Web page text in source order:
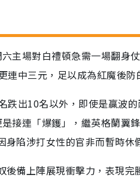
主場對白禮頓急需一場翻身
中三元，足以成為紅魔後防
出10名以外，即使是贏波
接連「爆鑊」，繼英格蘭翼
陷涉打女性的官非而暫時休
備上陣展現衝擊力，表現完